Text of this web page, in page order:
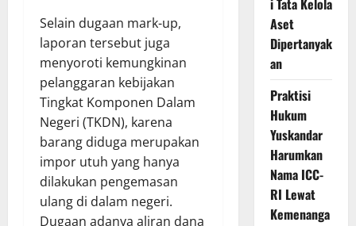
Selain dugaan mark-up,
laporan tersebut juga
menyoroti kemungkinan
pelanggaran kebijakan
Tingkat Komponen Dalam
Negeri (TKDN), karena
barang diduga merupakan
impor utuh yang hanya
dilakukan pengemasan
ulang di dalam negeri.
Dugaan adanya aliran dana
i Tata Kelola
Aset
Dipertanyak
an
Praktisi
Hukum
Yuskandar
Harumkan
Nama ICC-
RI Lewat
Kemenanga